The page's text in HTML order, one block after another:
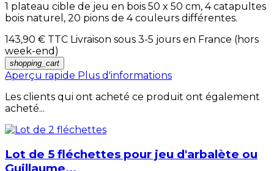
1 plateau cible de jeu en bois 50 x 50 cm, 4 catapultes
bois naturel, 20 pions de 4 couleurs différentes.
143,90 € TTC Livraison sous 3-5 jours en France (hors
week-end)
shopping_cart
Aperçu rapide Plus d'informations
Les clients qui ont acheté ce produit ont également
acheté...
Lot de 5 fléchettes pour jeu d'arbalète ou